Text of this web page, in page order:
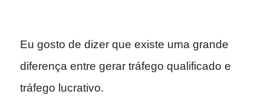
Eu gosto de dizer que existe uma grande
diferença entre gerar tráfego qualificado e
tráfego lucrativo.